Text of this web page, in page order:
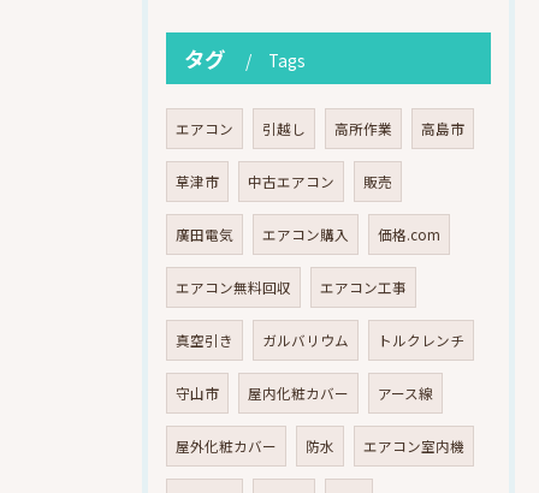
タグ Tags
エアコン 引越し 高所作業 高島市
草津市 中古エアコン 販売
廣田電気 エアコン購入 価格.com
エアコン無料回収 エアコン工事
真空引き ガルバリウム トルクレンチ
守山市 屋内化粧カバー アース線
屋外化粧カバー 防水 エアコン室内機